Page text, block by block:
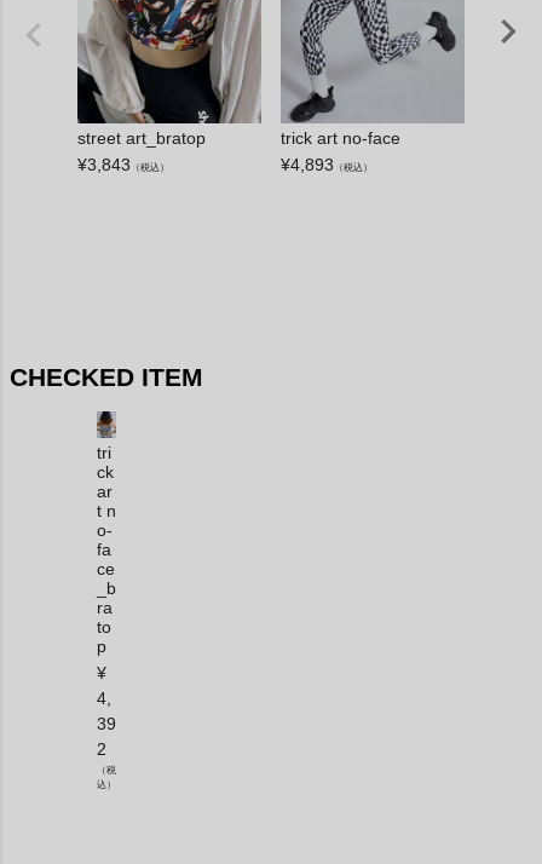
street art_bratop
¥3,843 （税込）
trick art no-face
¥4,893 （税込）
CHECKED ITEM
tri
ck
ar
t n
o-
fa
ce
_b
ra
to
p
¥
4,
39
2
（税
込）